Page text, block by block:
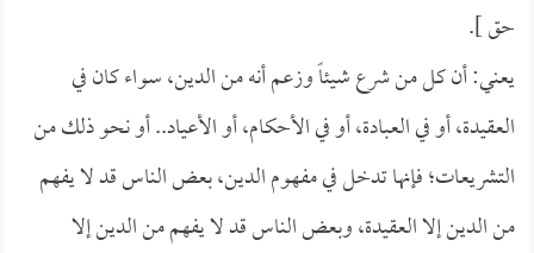
حق ].
يعني: أن كل من شرع شيئاً وزعم أنه من الدين، سواء كان في
العقيدة، أو في العبادة، أو في الأحكام، أو الأعياد.. أو نحو ذلك من
التشريعات؛ فإنها تدخل في مفهوم الدين، بعض الناس قد لا يفهم
من الدين إلا العقيدة، وبعض الناس قد لا يفهم من الدين إلا